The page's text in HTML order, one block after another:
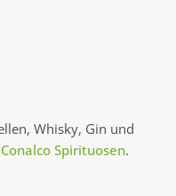
Whisky, Gin und
Conalco Spirituosen.